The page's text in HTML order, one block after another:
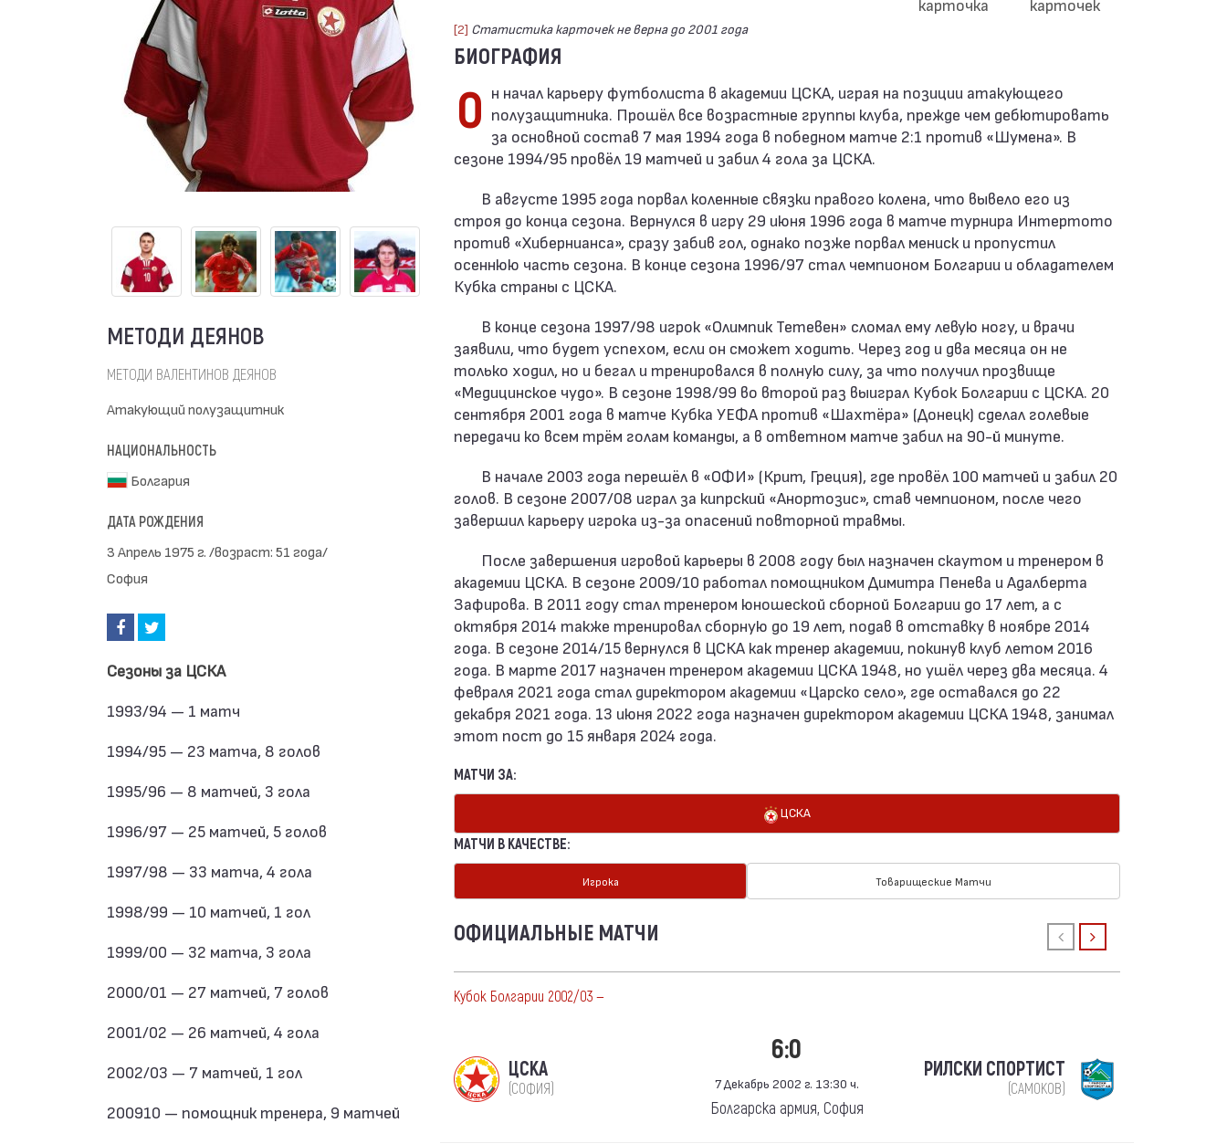
МЕТОДИ ДЕЯНОВ
МЕТОДИ ВАЛЕНТИНОВ ДЕЯНОВ
Атакующий полузащитник
НАЦИОНАЛЬНОСТЬ
Болгария
ДАТА РОЖДЕНИЯ
3 Апрель 1975 г. /возраст: 51 года/
София
Сезоны за ЦСКА
1993/94 — 1 матч
1994/95 — 23 матча, 8 голов
1995/96 — 8 матчей, 3 гола
1996/97 — 25 матчей, 5 голов
1997/98 — 33 матча, 4 гола
1998/99 — 10 матчей, 1 гол
1999/00 — 32 матча, 3 гола
2000/01 — 27 матчей, 7 голов
2001/02 — 26 матчей, 4 гола
2002/03 — 7 матчей, 1 гол
200910 — помощник тренера, 9 матчей
карточка
карточек
[2] Статистика карточек не верна до 2001 года
БИОГРАФИЯ
Он начал карьеру футболиста в академии ЦСКА, играя на позиции атакующего полузащитника. Прошёл все возрастные группы клуба, прежде чем дебютировать
за основной состав 7 мая 1994 года в победном матче 2:1 против «Шумена». В
сезоне 1994/95 провёл 19 матчей и забил 4 гола за ЦСКА.
В августе 1995 года порвал коленные связки правого колена, что вывело его из
строя до конца сезона. Вернулся в игру 29 июня 1996 года в матче турнира Интертото
против «Хибернианса», сразу забив гол, однако позже порвал мениск и пропустил
осеннюю часть сезона. В конце сезона 1996/97 стал чемпионом Болгарии и обладателем
Кубка страны с ЦСКА.
В конце сезона 1997/98 игрок «Олимпик Тетевен» сломал ему левую ногу, и врачи
заявили, что будет успехом, если он сможет ходить. Через год и два месяца он не
только ходил, но и бегал и тренировался в полную силу, за что получил прозвище
«Медицинское чудо». В сезоне 1998/99 во второй раз выиграл Кубок Болгарии с ЦСКА. 20
сентября 2001 года в матче Кубка УЕФА против «Шахтёра» (Донецк) сделал голевые
передачи ко всем трём голам команды, а в ответном матче забил на 90-й минуте.
В начале 2003 года перешёл в «ОФИ» (Крит, Греция), где провёл 100 матчей и забил 20
голов. В сезоне 2007/08 играл за кипрский «Анортозис», став чемпионом, после чего
завершил карьеру игрока из-за опасений повторной травмы.
После завершения игровой карьеры в 2008 году был назначен скаутом и тренером в
академии ЦСКА. В сезоне 2009/10 работал помощником Димитра Пенева и Адалберта
Зафирова. В 2011 году стал тренером юношеской сборной Болгарии до 17 лет, а с
октября 2014 также тренировал сборную до 19 лет, подав в отставку в ноябре 2014
года. В сезоне 2014/15 вернулся в ЦСКА как тренер академии, покинув клуб летом 2016
года. В марте 2017 назначен тренером академии ЦСКА 1948, но ушёл через два месяца. 4
февраля 2021 года стал директором академии «Царско село», где оставался до 22
декабря 2021 года. 13 июня 2022 года назначен директором академии ЦСКА 1948, занимал
этот пост до 15 января 2024 года.
МАТЧИ ЗА:
ЦСКА
МАТЧИ В КАЧЕСТВЕ:
Игрока Товарищеские Матчи
ОФИЦИАЛЬНЫЕ МАТЧИ
Кубок Болгарии 2002/03 —
ЦСКА
(СОФИЯ)
6:0
7 Декабрь 2002 г. 13:30 ч.
Болгарска армия, София
РИЛСКИ СПОРТИСТ
(САМОКОВ)